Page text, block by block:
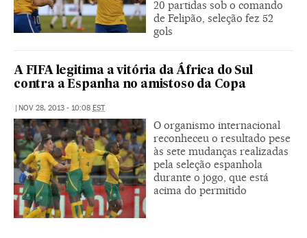
20 partidas sob o comando
de Felipão, seleção fez 52
gols
A FIFA legitima a vitória da África do Sul
contra a Espanha no amistoso da Copa
| NOV 28, 2013 - 10:08 EST
O organismo internacional
reconheceu o resultado pese
às sete mudanças realizadas
pela seleção espanhola
durante o jogo, que está
acima do permitido